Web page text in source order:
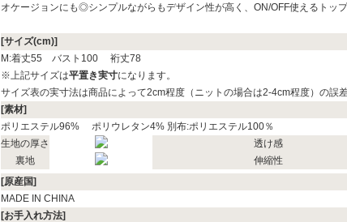
オケージョンにも◎シンプルながらもデザイン性が高く、ON/OFF使えるトップ
[サイズ(cm)]
M:着丈55 バスト100 裄丈78
※上記サイズは平置き実寸になります。
サイズ表の実寸法は商品によって2cm程度（ニットの場合は2-4cm程度）の誤
[素材]
ポリエステル96% ポリウレタン4% 別布:ポリエステル100％
生地の厚さ
透け感
裏地
伸縮性
[原産国]
MADE IN CHINA
[お手入れ方法]